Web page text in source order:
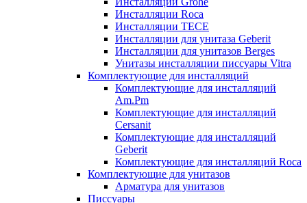
Инсталляции Roca
Инсталляции TECE
Инсталляции для унитаза Geberit
Инсталляции для унитазов Berges
Унитазы инсталляции писсуары Vitra
Комплектующие для инсталляций
Комплектующие для инсталляций
Am.Pm
Комплектующие для инсталляций
Cersanit
Комплектующие для инсталляций
Geberit
Комплектующие для инсталляций Roca
Комплектующие для унитазов
Арматура для унитазов
Писсуары